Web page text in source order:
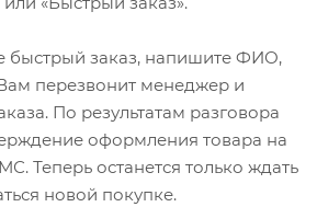
быстрый заказ, напишите ФИО,
перезвонит менеджер и
По результатам разговора
оформления товара на
Теперь останется только ждать
новой покупке.